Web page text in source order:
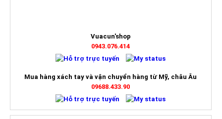
Vuacun'shop
0943.076.414
Mua hàng xách tay và vận chuyển hàng từ Mỹ, châu Âu
09688.433.90